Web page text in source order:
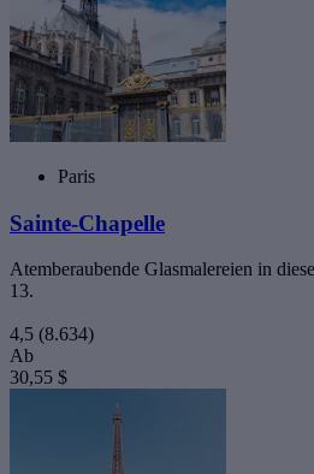
Paris
Sainte-Chapelle
Atemberaubende Glasmalereien in
13.
4,5 (8.634)
Ab
30,55 $